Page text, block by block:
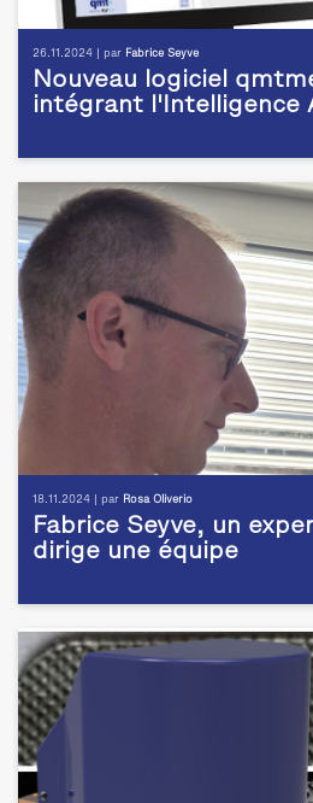
26.11.2024 | par Fabrice Seyve
Nouveau logiciel
intégrant l'Intelligence
18.11.2024 | par Rosa Oliverio
Fabrice Seyve, un
dirige une équipe